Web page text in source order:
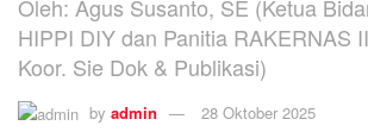
Oleh: Agus Susanto, SE (Ketua
HIPPI DIY dan Panitia RAKERNAS
Koor. Sie Dok & Publikasi)
by admin 28 Oktober 2025